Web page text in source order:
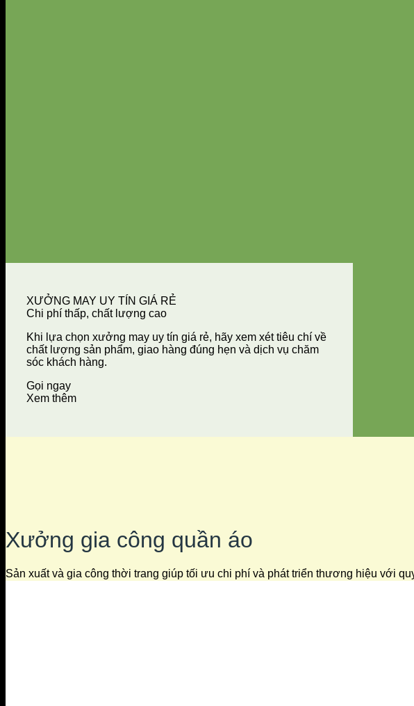
XƯỞNG MAY UY TÍN GIÁ RẺ
Chi phí thấp, chất lượng cao
Khi lựa chọn xưởng may uy tín giá rẻ, hãy xem xét tiêu chí về
chất lượng sản phẩm, giao hàng đúng hẹn và dịch vụ chăm
sóc khách hàng.
Gọi ngay
Xem thêm
Xưởng gia công quần áo
Sản xuất và gia công thời trang giúp tối ưu chi phí và phát triển thương hiệu với